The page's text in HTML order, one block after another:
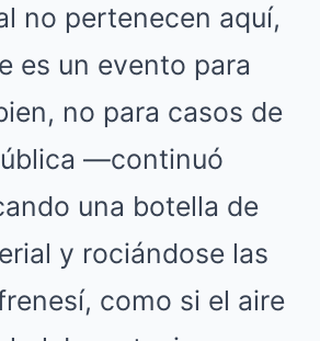
no pertenecen aquí,
es un evento para
no para casos de
—continuó
una botella de
y rociándose las
como si el aire